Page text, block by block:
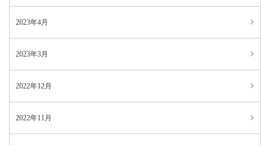
2023年4月
2023年3月
2022年12月
2022年11月